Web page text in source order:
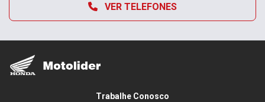
VER TELEFONES
Trabalhe Conosco